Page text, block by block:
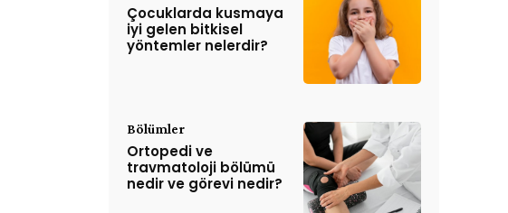
Çocuklarda kusmaya
iyi gelen bitkisel
yöntemler nelerdir?
Bölümler
Ortopedi ve
travmatoloji bölümü
nedir ve görevi nedir?